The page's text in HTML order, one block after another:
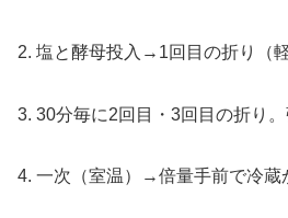
2. 塩と酵母投入→1回目の折り（軽
3. 30分毎に2回目・3回目の折り。
4. 一次（室温）→倍量手前で冷蔵